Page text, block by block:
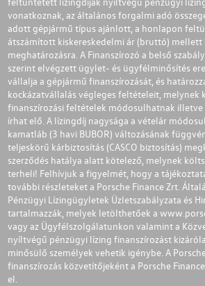
vonatkoznak, az általános forgalmi adó
adott gépjármű típus ajánlott, a honlapon
átszámított kiskereskedelmi ár (bruttó) mellett
meghatározásra. A Finanszírozó a belső
szerint elvégzett ügylet- és ügyfélminősítés
vállalja a gépjármű finanszírozását, és
kockázatvállalás végleges feltételeit, melynek
finanszírozási feltételek módosulhatnak illetve
írhat elő. A lízingdíj nagysága a vételár
kamatláb (3 havi BUBOR) változásának
teljeskörű kárbiztosítás (CASCO biztosítás)
szerződés hatálya alatt kötelező, melynek
terheli! Felhívjuk a figyelmét, hogy a
további részleteket a Porsche Finance Zrt.
Pénzügyi Lízingügyletek Üzletszabályzata és
tartalmazzák, melyek letölthetőek a
vagy az Ügyfélszolgálatunkon valamint a
nyíltvégű pénzügyi lízing finanszírozást
minősülő személyek vehetik igénybe. A
finanszírozás közvetítőjeként a Porsche
el.